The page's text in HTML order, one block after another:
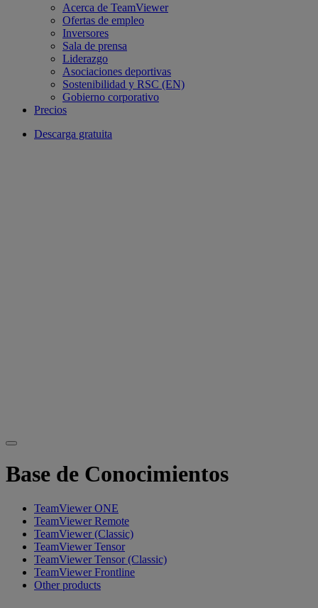
Acerca de TeamViewer
Ofertas de empleo
Inversores
Sala de prensa
Liderazgo
Asociaciones deportivas
Sostenibilidad y RSC (EN)
Gobierno corporativo
Precios
Descarga gratuita
Base de Conocimientos
TeamViewer ONE
TeamViewer Remote
TeamViewer (Classic)
TeamViewer Tensor
TeamViewer Tensor (Classic)
TeamViewer Frontline
Other products